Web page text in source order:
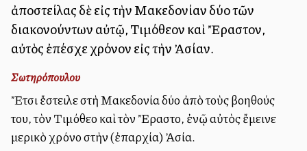
ἀποστείλας δὲ εἰς τὴν Μακεδονίαν δύο τῶν
διακονούντων αὐτῷ, Τιμόθεον καὶ Ἔραστον,
αὐτὸς ἐπέσχε χρόνον εἰς τὴν Ἀσίαν.
Σωτηρόπουλου
Ἔτσι ἔστειλε στὴ Μακεδονία δύο ἀπὸ τοὺς βοηθούς
του, τὸν Τιμόθεο καὶ τὸν Ἔραστο, ἐνῷ αὐτὸς ἔμεινε
μερικὸ χρόνο στὴν (ἐπαρχία) Ἀσία.